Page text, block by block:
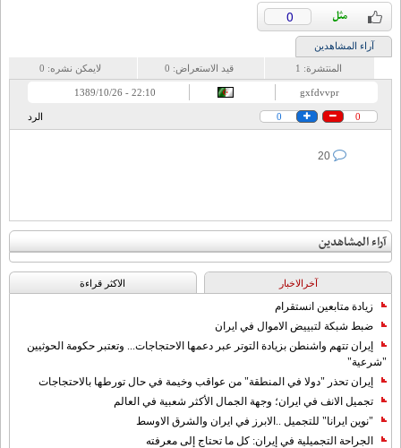
0
آراء المشاهدين
المنتشرة: 1 قيد الاستعراض: 0 لايمكن نشره: 0
gxfdvvpr
22:10 - 1389/10/26
0
0 الرد
آراء المشاهدين
آخرالاخبار الاکثر قراءة
زيادة متابعين انستقرام
ضبط شبكة لتبييض الاموال في ايران
إيران تتهم واشنطن بزيادة التوتر عبر دعمها الاحتجاجات... وتعتبر حكومة الحوثيين
"شرعية"
إيران تحذر "دولا في المنطقة" من عواقب وخيمة في حال تورطها بالاحتجاجات
تجميل الانف في ايران؛ وجهة الجمال الأكثر شعبية في العالم
"نوين ايرانا" للتجميل ..الابرز في ايران والشرق الاوسط
الجراحة التجميلية في إيران: كل ما تحتاج إلى معرفته